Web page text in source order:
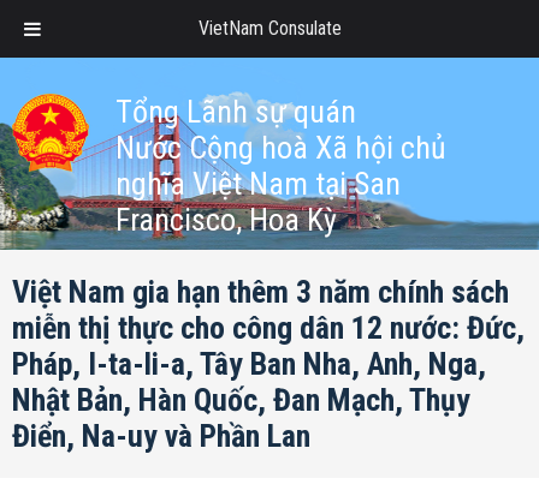
Tổng Lãnh sự quán
Nước Cộng hoà Xã hội chủ
nghĩa Việt Nam tại San
Francisco, Hoa Kỳ
Việt Nam gia hạn thêm 3 năm chính sách
miễn thị thực cho công dân 12 nước: Đức,
Pháp, I-ta-li-a, Tây Ban Nha, Anh, Nga,
Nhật Bản, Hàn Quốc, Đan Mạch, Thụy
Điển, Na-uy và Phần Lan
VietNam Consulate